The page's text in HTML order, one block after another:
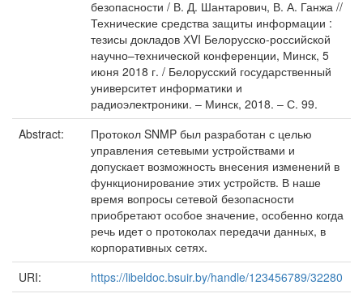
безопасности / В. Д. Шантарович, В. А. Ганжа //
Технические средства защиты информации :
тезисы докладов ХVI Белорусско-российской
научно–технической конференции, Минск, 5
июня 2018 г. / Белорусский государственный
университет информатики и
радиоэлектроники. – Минск, 2018. – С. 99.
Abstract:
Протокол SNMP был разработан с целью
управления сетевыми устройствами и
допускает возможность внесения изменений в
функционирование этих устройств. В наше
время вопросы сетевой безопасности
приобретают особое значение, особенно когда
речь идет о протоколах передачи данных, в
корпоративных сетях.
URI:
https://libeldoc.bsuir.by/handle/123456789/32280